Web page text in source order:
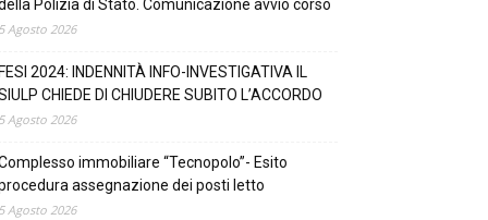
Polizia di Stato. Comunicazione avvio corso
Agosto 2026
2024: INDENNITÀ INFO-INVESTIGATIVA IL
CHIEDE DI CHIUDERE SUBITO L’ACCORDO
Agosto 2026
immobiliare “Tecnopolo”- Esito
assegnazione dei posti letto
Agosto 2026